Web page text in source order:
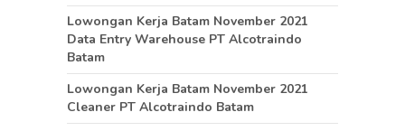
Lowongan Kerja Batam November 2021
Data Entry Warehouse PT Alcotraindo
Batam
Lowongan Kerja Batam November 2021
Cleaner PT Alcotraindo Batam